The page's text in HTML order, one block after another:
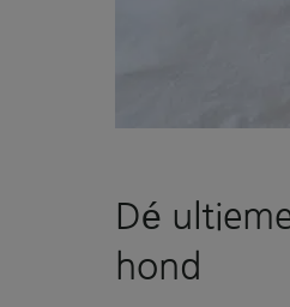
Dé
hond